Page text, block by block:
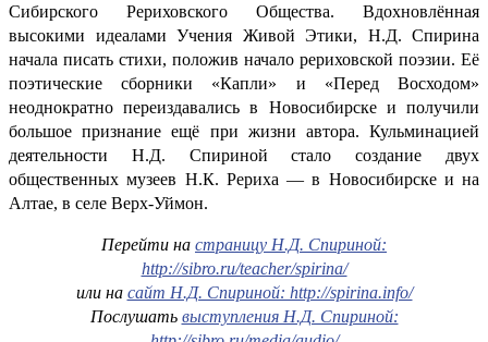
Сибирского Рериховского Общества. Вдохновлённая
высокими идеалами Учения Живой Этики, Н.Д. Спирина
начала писать стихи, положив начало рериховской поэзии. Её
поэтические сборники «Капли» и «Перед Восходом»
неоднократно переиздавались в Новосибирске и получили
большое признание ещё при жизни автора. Кульминацией
деятельности Н.Д. Спириной стало создание двух
общественных музеев Н.К. Рериха — в Новосибирске и на
Алтае, в селе Верх-Уймон.
Перейти на страницу Н.Д. Спириной:
http://sibro.ru/teacher/spirina/
или на сайт Н.Д. Спириной: http://spirina.info/
Послушать выступления Н.Д. Спириной: